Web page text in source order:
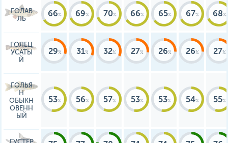
ГОЛАВ
ЛЬ
66 69 70 66 65 67 68
ГОЛЕЦ
УСАТЫ
Й
29 31 32 27 26 26 27
ГОЛЬЯ
Н
ОБЫКН
ОВЕНН
ЫЙ
53 56 57 53 53 54 55